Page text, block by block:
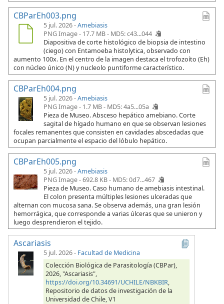
CBParEh003.png
5 jul. 2026 -Amebiasis
PNG Image - 17.7 MB - MD5: c43...044
Diapositiva de corte histológico de biopsia de intestino
(ciego) con Entamoeba histolytica, observado con
aumento 100x. En el centro de la imagen destaca el trofozoíto (Eh)
con núcleo único (N) y nucleolo puntiforme característico.
CBParEh004.png
5 jul. 2026 -Amebiasis
PNG Image - 1.7 MB - MD5: 4a5...05a
Pieza de Museo. Absceso hepático amebiano. Corte
sagital de hígado humano en que se observan lesiones
focales remanentes que consisten en cavidades abscedadas que
ocupan parcialmente el espacio del lóbulo hepático.
CBParEh005.png
5 jul. 2026 -Amebiasis
PNG Image - 692.8 KB - MD5: 0d7...467
Pieza de Museo. Caso humano de amebiasis intestinal.
El colon presenta múltiples lesiones ulceradas que
alternan con mucosa sana. Se observa además, una gran lesión
hemorrágica, que corresponde a varias úlceras que se unieron y
luego desprendieron el tejido.
Ascariasis
5 jul. 2026- Facultad de Medicina
Colección Biológica de Parasitología (CBPar),
2026, "Ascariasis",
https://doi.org/10.34691/UCHILE/NBKBIR,
Repositorio de datos de investigación de la
Universidad de Chile, V1